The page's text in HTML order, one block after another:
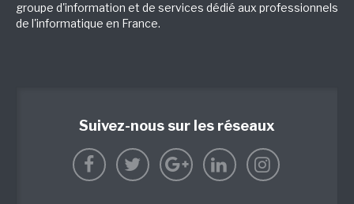
groupe d'information et de services dédié aux professionnels
de l'informatique en France.
Suivez-nous sur les réseaux